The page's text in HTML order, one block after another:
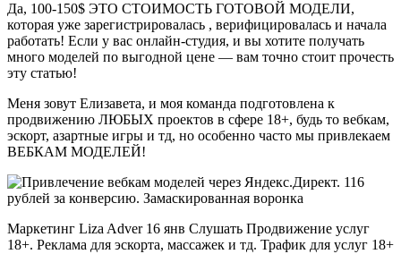
Да, 100-150$ ЭТО СТОИМОСТЬ ГОТОВОЙ МОДЕЛИ,
которая уже зарегистрировалась , верифицировалась и начала
работать! Если у вас онлайн-студия, и вы хотите получать
много моделей по выгодной цене — вам точно стоит прочесть
эту статью!
Меня зовут Елизавета, и моя команда подготовлена к
продвижению ЛЮБЫХ проектов в сфере 18+, будь то вебкам,
эскорт, азартные игры и тд, но особенно часто мы привлекаем
ВЕБКАМ МОДЕЛЕЙ!
Маркетинг Liza Adver 16 янв Слушать Продвижение услуг
18+. Реклама для эскорта, массажек и тд. Трафик для услуг 18+